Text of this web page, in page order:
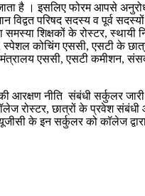
। इसलिए फोरम आपसे
परिषद सदस्य व पूर्व
शिक्षकों के रोस्टर, स्थायी
स्पेशल कोचिंग एससी, एसटी के
एससी, एसटी कमीशन,
नीति संबंधी सर्कुलर जारी
रोस्टर, छात्रों के प्रवेश
के इन सर्कुलर को कॉलेज द्वारा